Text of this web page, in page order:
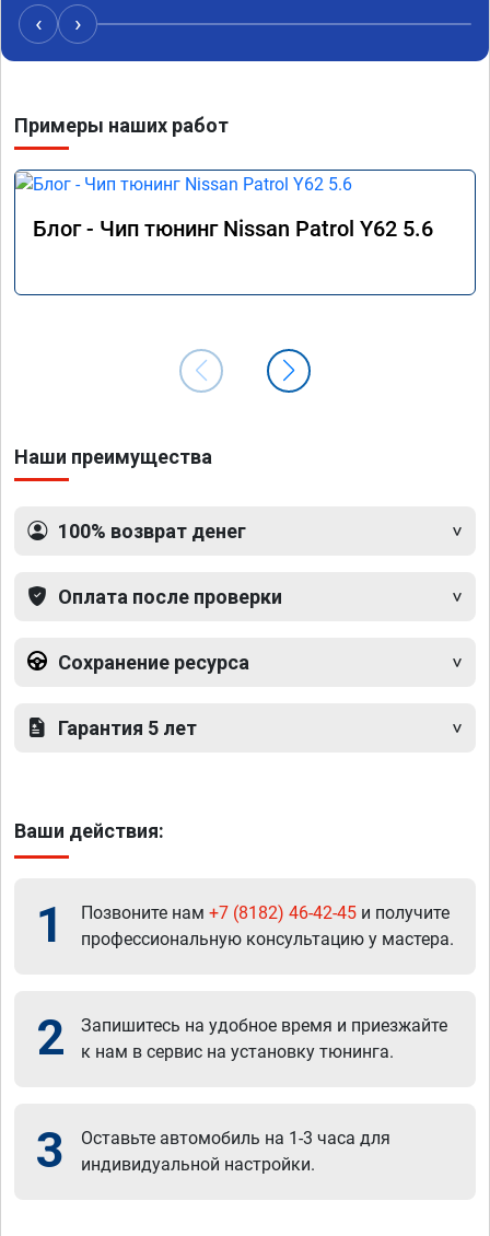
‹ ›
Примеры наших работ
Блог - Чип тюнинг Nissan Patrol Y62 5.6
Наши преимущества
100% возврат денег
Оплата после проверки
Сохранение ресурса
Гарантия 5 лет
Ваши действия:
1 Позвоните нам +7 (8182) 46-42-45 и получите
профессиональную консультацию у мастера.
2
Запишитесь на удобное время и приезжайте
к нам в сервис на установку тюнинга.
3
Оставьте автомобиль на 1-3 часа для
индивидуальной настройки.